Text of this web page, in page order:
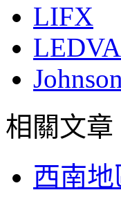
LIFX
相關文章
西南